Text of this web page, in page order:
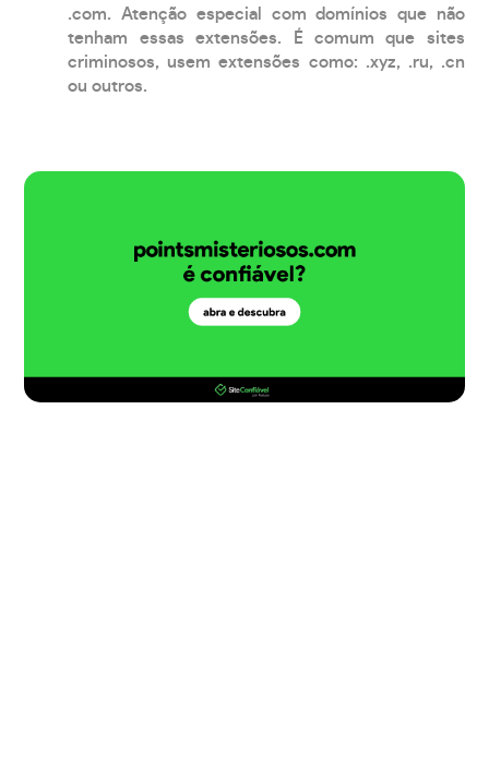
.com. Atenção especial com domínios que não
tenham essas extensões. É comum que sites
criminosos, usem extensões como: .xyz, .ru, .cn
ou outros.